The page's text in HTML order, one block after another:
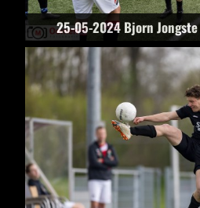
25-05-2024 Bjorn